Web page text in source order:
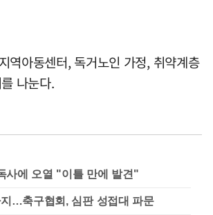
역아동센터, 독거노인 가정, 취약계층
나눈다.
사에 오열 "이틀 만에 발견"
…축구협회, 심판 성접대 파문